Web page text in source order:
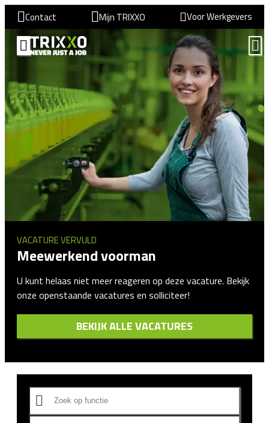
Contact Mijn TRIXXO Voor Werkgevers
VACATURE VERVULD
Meewerkend voorman
U kunt helaas niet meer reageren op deze vacature. Bekijk
onze openstaande vacatures en solliciteer!
BEKIJK ALLE VACATURES